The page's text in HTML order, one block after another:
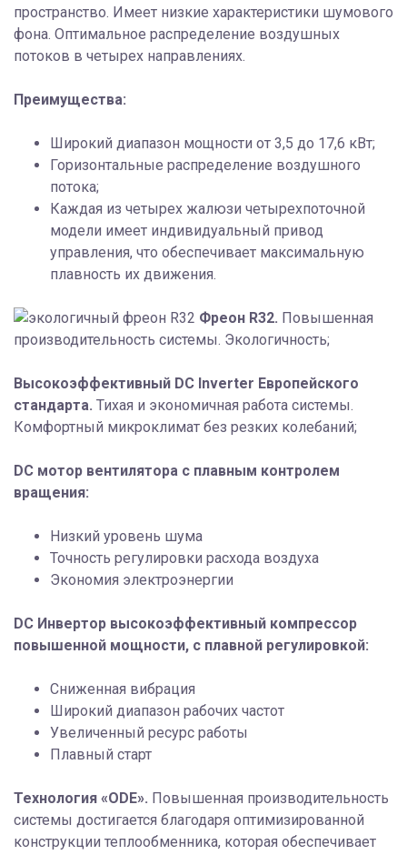
пространство. Имеет низкие характеристики шумового
фона. Оптимальное распределение воздушных
потоков в четырех направлениях.
Преимущества:
Широкий диапазон мощности от 3,5 до 17,6 кВт;
Горизонтальные распределение воздушного
потока;
Каждая из четырех жалюзи четырехпоточной
модели имеет индивидуальный привод
управления, что обеспечивает максимальную
плавность их движения.
Фреон R32. Повышенная
производительность системы. Экологичность;
Высокоэффективный DC Inverter Европейского
стандарта. Тихая и экономичная работа системы.
Комфортный микроклимат без резких колебаний;
DC мотор вентилятора с плавным контролем
вращения:
Низкий уровень шума
Точность регулировки расхода воздуха
Экономия электроэнергии
DC Инвертор высокоэффективный компрессор
повышенной мощности, с плавной регулировкой:
Сниженная вибрация
Широкий диапазон рабочих частот
Увеличенный ресурс работы
Плавный старт
Технология «ODE». Повышенная производительность
системы достигается благодаря оптимизированной
конструкции теплообменника, которая обеспечивает